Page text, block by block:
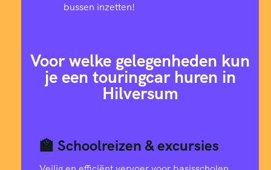
bussen inzetten!
Voor welke gelegenheden kun
je een touringcar huren in
Hilversum
🏫 Schoolreizen & excursies